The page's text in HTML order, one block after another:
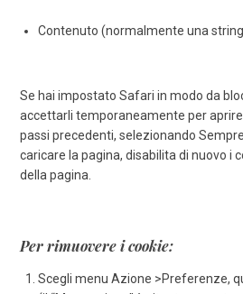
Contenuto (normalmente una
Se hai impostato Safari in modo da
accettarli temporaneamente per aprire
passi precedenti, selezionando
caricare la pagina, disabilita di nuovo i
della pagina.
Per rimuovere i cookie:
Scegli menu Azione >Preferenze,